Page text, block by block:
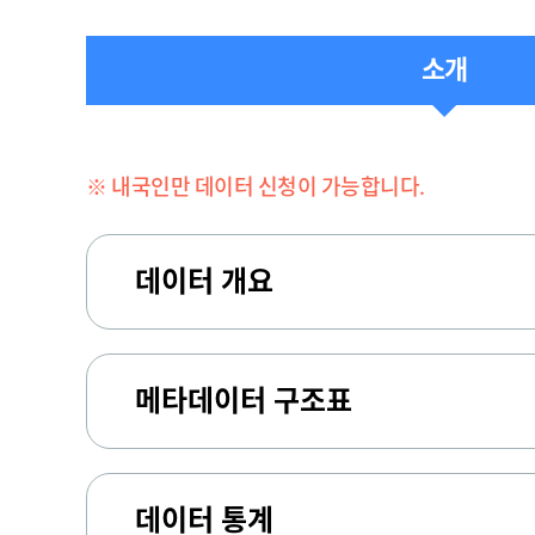
소개
※ 내국인만 데이터 신청이 가능합니다.
데이터 개요
메타데이터 구조표
데이터 통계